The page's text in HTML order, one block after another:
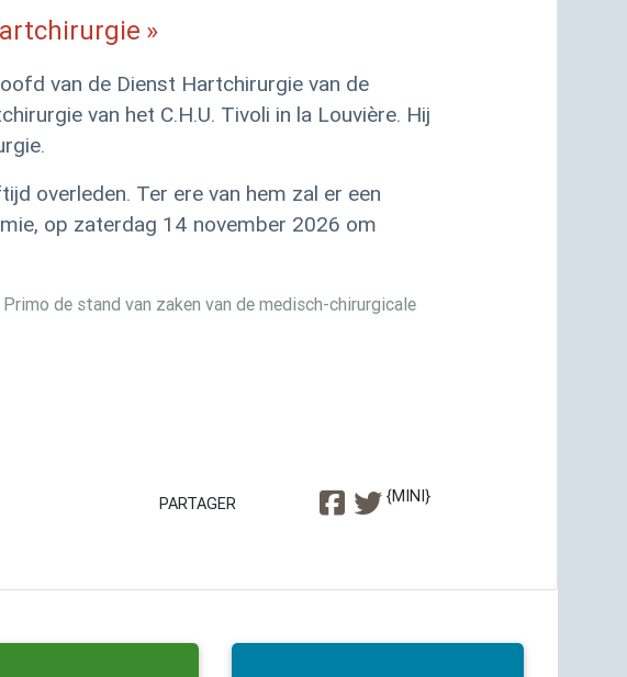
»
van de Dienst Hartchirurgie van de
van het C.H.U. Tivoli in la Louvière. Hij
overleden. Ter ere van hem zal er een
op zaterdag 14 november 2026 om
Primo de stand van zaken van de medisch-chirurgicale
PARTAGER {MINI}